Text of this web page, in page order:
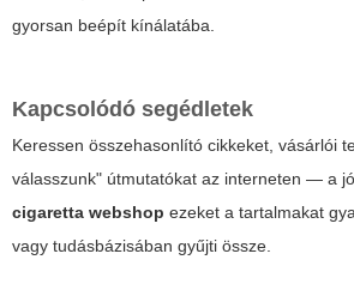
gyorsan beépít kínálatába.
Kapcsolódó segédletek
Keressen összehasonlító cikkeket, vásárlói
válasszunk" útmutatókat az interneten — a jó
cigaretta webshop ezeket a tartalmakat
vagy tudásbázisában gyűjti össze.